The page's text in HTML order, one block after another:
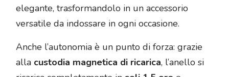
elegante, trasformandolo in un accessorio
versatile da indossare in ogni occasione.
Anche l’autonomia è un punto di forza: grazie
alla custodia magnetica di ricarica, l’anello si